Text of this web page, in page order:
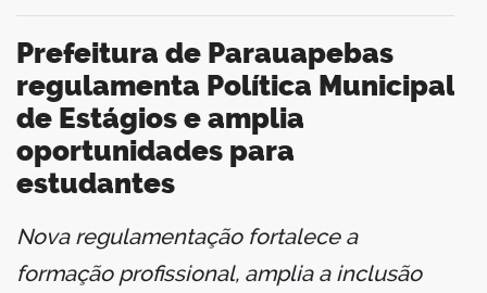
portal
Prefeitura de Parauapebas
regulamenta Política Municipal
de Estágios e amplia
oportunidades para
estudantes
Nova regulamentação fortalece a
formação profissional, amplia a inclusão